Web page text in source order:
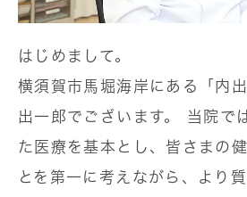
はじめまして。
横須賀市馬堀海岸にある「内
出一郎でございます。 当院で
た医療を基本とし、皆さまの
とを第一に考えながら、より